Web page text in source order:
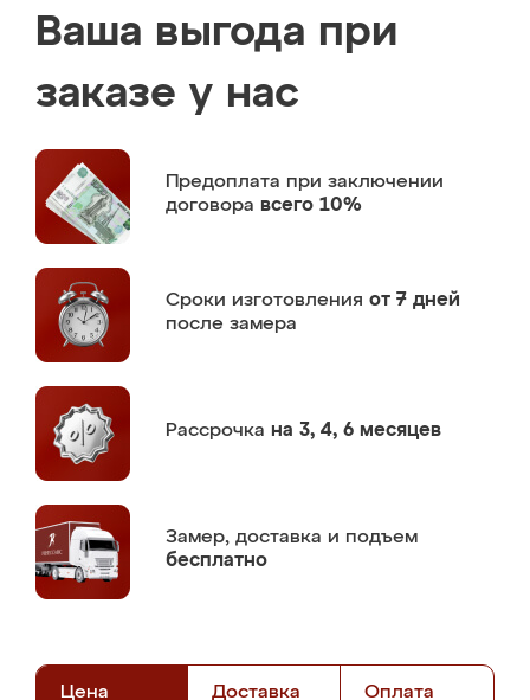
Ваша выгода при
заказе у нас
Предоплата при заключении
договора всего 10%
Сроки изготовления от 7 дней
после замера
Рассрочка на 3, 4, 6 месяцев
Замер, доставка и подъем
бесплатно
Цена Доставка Оплата